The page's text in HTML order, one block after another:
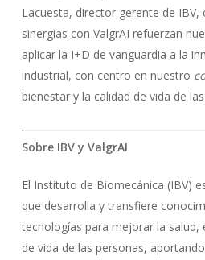
Lacuesta, director gerente de IBV,
sinergias con ValgrAI refuerzan
aplicar la I+D de vanguardia a la
industrial, con centro en nuestro
bienestar y la calidad de vida de
Sobre IBV y ValgrAI
El Instituto de Biomecánica (IBV)
que desarrolla y transfiere
tecnologías para mejorar la salud,
de vida de las personas,